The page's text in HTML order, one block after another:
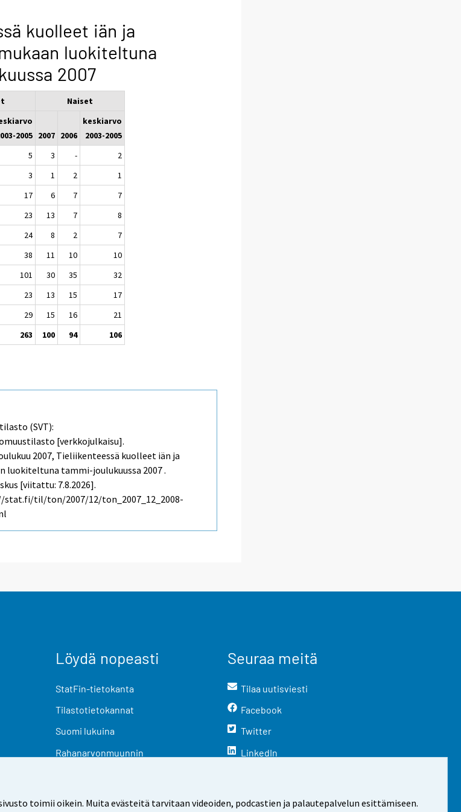
toimii oikein. Muita evästeitä tarvitaan videoiden, podcastien ja palautepalvelun esittämiseen.
kuolleet iän ja
luokiteltuna
2007
Naiset
2005 2007 2006
keskiarvo
2003-2005
5 3 -
2
3 1 2
1
17 6 7
7
23 13 7
8
24 8 2
7
38 11 10
10
101 30 35
32
23 13 15
17
29 15 16
21
263 100 94 106
(SVT):
[verkkojulkaisu].
2007, Tieliikenteessä kuolleet iän ja
luokiteltuna tammi-joulukuussa 2007 .
[viitattu: 7.8.2026].
stat.fi/til/ton/2007/12/ton_2007_12_2008-
Löydä nopeasti
StatFin-tietokanta
Tilastotietokannat
Suomi lukuina
Rahanarvonmuunnin
Seuraa meitä
Tilaa uutisviesti
Facebook
Twitter
LinkedIn